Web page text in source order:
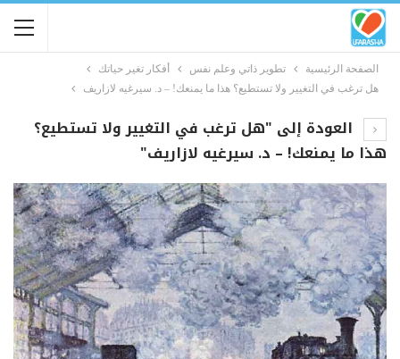
الصفحة الرئيسية تطوير ذاتي وعلم نفس
أفكار تغير حياتك
هل ترغب في التغيير ولا تستطيع؟ هذا ما يمنعك! – د. سيرغيه لازاريف
العودة إلى "هل ترغب في التغيير ولا تستطيع؟
هذا ما يمنعك! – د. سيرغيه لازاريف"